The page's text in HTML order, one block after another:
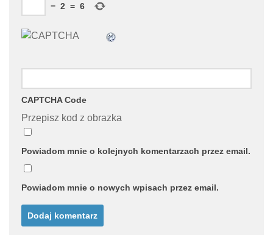
− 2 = 6
CAPTCHA Code
Przepisz kod z obrazka
Powiadom mnie o kolejnych komentarzach przez email.
Powiadom mnie o nowych wpisach przez email.